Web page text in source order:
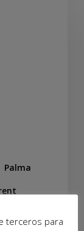
Palma
terceros para